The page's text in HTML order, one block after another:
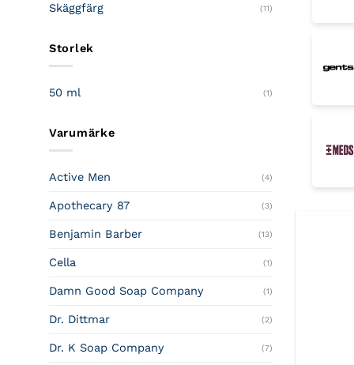
Skäggfärg (11)
Storlek
50 ml (1)
Varumärke
Active Men (4)
Apothecary 87 (3)
Benjamin Barber (13)
Cella (1)
Damn Good Soap Company (1)
Dr. Dittmar (2)
Dr. K Soap Company (7)